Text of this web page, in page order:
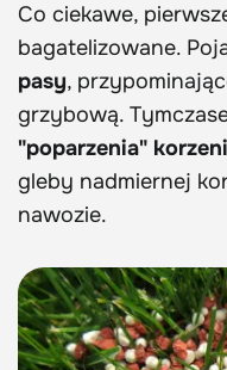
Co ciekawe,
bagatelizowane.
pasy,
grzybową.
"poparzenia" korzeni
gleby nadmiernej
nawozie.